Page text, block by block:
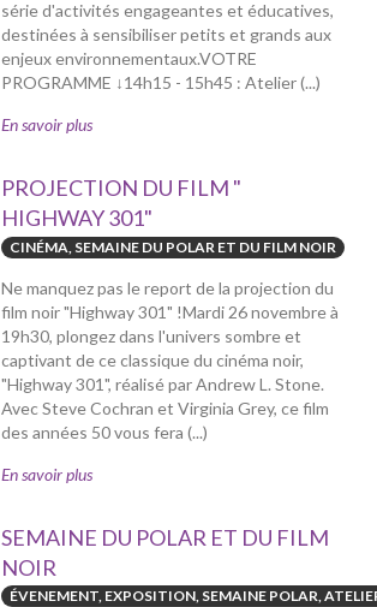
série d'activités engageantes et éducatives,
destinées à sensibiliser petits et grands aux
enjeux environnementaux.VOTRE
PROGRAMME ↓14h15 - 15h45 : Atelier (...)
En savoir plus
PROJECTION DU FILM "
HIGHWAY 301"
CINÉMA, SEMAINE DU POLAR ET DU FILM NOIR
Ne manquez pas le report de la projection du
film noir "Highway 301" !Mardi 26 novembre à
19h30, plongez dans l'univers sombre et
captivant de ce classique du cinéma noir,
"Highway 301", réalisé par Andrew L. Stone.
Avec Steve Cochran et Virginia Grey, ce film
des années 50 vous fera (...)
En savoir plus
SEMAINE DU POLAR ET DU FILM
NOIR
ÉVENEMENT, EXPOSITION, SEMAINE POLAR,